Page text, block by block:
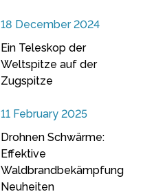
18 December 2024
Ein Teleskop der
Weltspitze auf der
Zugspitze
11 February 2025
Drohnen Schwärme:
Effektive
Waldbrandbekämpfung
Neuheiten